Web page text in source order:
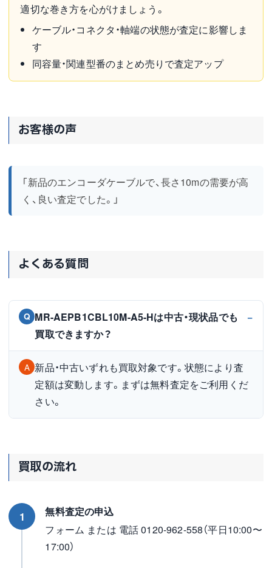
適切な巻き方を心がけましょう。
ケーブル・コネクタ・軸端の状態が査定に影響しま
す
同容量・関連型番のまとめ売りで査定アップ
お客様の声
「新品のエンコーダケーブルで、長さ10mの需要が高
く、良い査定でした。」
よくある質問
Q MR-AEPB1CBL10M-A5-Hは中古・現状品でも
買取できますか？
A 新品・中古いずれも買取対象です。状態により査
定額は変動します。まずは無料査定をご利用くだ
さい。
買取の流れ
1
無料査定の申込
フォーム または 電話 0120-962-558（平日10:00〜
17:00）